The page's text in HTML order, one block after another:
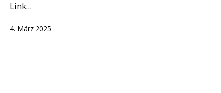
Link…
Veröffentlicht
4. März 2025